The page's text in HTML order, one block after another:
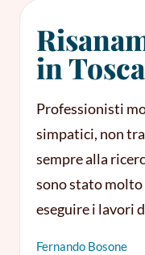
in
Professionisti
simpatici, non
sempre alla
sono stato
eseguire i lavori
Fernando Bosone